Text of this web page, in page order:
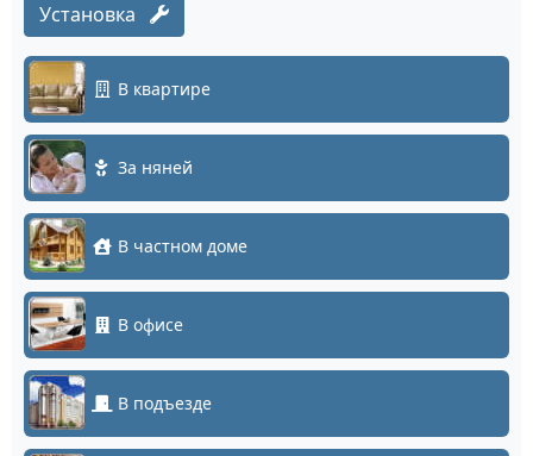
Установка
В квартире
За няней
В частном доме
В офисе
В подъезде